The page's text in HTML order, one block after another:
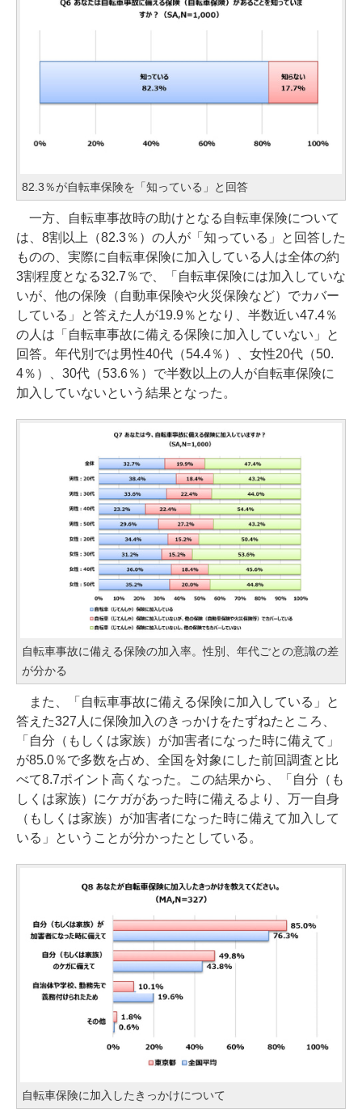
82.3％が自転車保険を「知っている」と回答
一方、自転車事故時の助けとなる自転車保険について
は、8割以上（82.3％）の人が「知っている」と回答した
ものの、実際に自転車保険に加入している人は全体の約
3割程度となる32.7％で、「自転車保険には加入していな
いが、他の保険（自動車保険や火災保険など）でカバー
している」と答えた人が19.9％となり、半数近い47.4％
の人は「自転車事故に備える保険に加入していない」と
回答。年代別では男性40代（54.4％）、女性20代（50.
4％）、30代（53.6％）で半数以上の人が自転車保険に
加入していないという結果となった。
自転車事故に備える保険の加入率。性別、年代ごとの意識の差
が分かる
また、「自転車事故に備える保険に加入している」と
答えた327人に保険加入のきっかけをたずねたところ、
「自分（もしくは家族）が加害者になった時に備えて」
が85.0％で多数を占め、全国を対象にした前回調査と比
べて8.7ポイント高くなった。この結果から、「自分（も
しくは家族）にケガがあった時に備えるより、万一自身
（もしくは家族）が加害者になった時に備えて加入して
いる」ということが分かったとしている。
自転車保険に加入したきっかけについて